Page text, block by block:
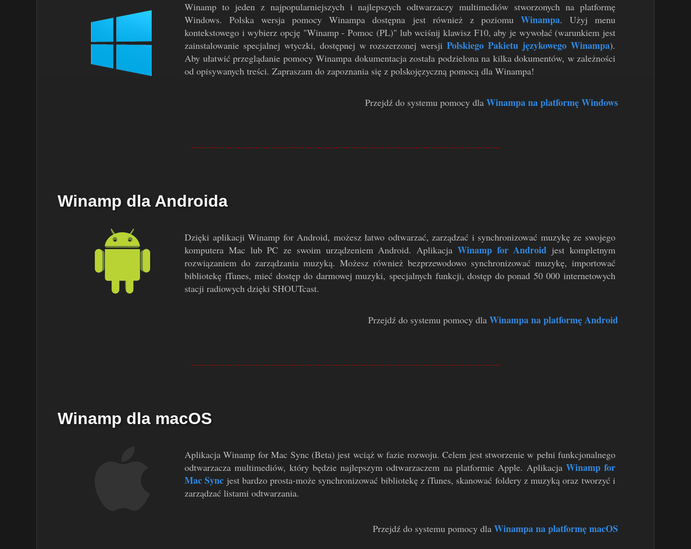
Winamp to jeden z najpopularniejszych i najlepszych odtwarzaczy multimediów stworzonych na platformę
Windows. Polska wersja pomocy Winampa dostępna jest również z poziomu Winampa. Użyj menu
kontekstowego i wybierz opcję "Winamp - Pomoc (PL)" lub wciśnij klawisz F10, aby je wywołać (warunkiem jest
zainstalowanie specjalnej wtyczki, dostępnej w rozszerzonej wersjiPolskiego Pakietu językowego Winampa).
Aby ułatwić przeglądanie pomocy Winampa dokumentacja została podzielona na kilka dokumentów, w zależności
od opisywanych treści. Zapraszam do zapoznania się z polskojęzyczną pomocą dla Winampa!
Przejdź do systemu pomocy dla Winampa na platformę Windows
Winamp dla Androida
Dzięki aplikacji Winamp for Android, możesz łatwo odtwarzać, zarządzać i synchronizować muzykę ze swojego
komputera Mac lub PC ze swoim urządzeniem Android. Aplikacja Winamp for Android jest kompletnym
rozwiązaniem do zarządzania muzyką. Możesz również bezprzewodowo synchronizować muzykę, importować
bibliotekę iTunes, mieć dostęp do darmowej muzyki, specjalnych funkcji, dostęp do ponad 50 000 internetowych
stacji radiowych dzięki SHOUTcast.
Przejdź do systemu pomocy dla Winampa na platformę Android
Winamp dla macOS
Aplikacja Winamp for Mac Sync (Beta) jest wciąż w fazie rozwoju. Celem jest stworzenie w pełni funkcjonalnego
odtwarzacza multimediów, który będzie najlepszym odtwarzaczem na platformie Apple. Aplikacja Winamp for
Mac Sync jest bardzo prosta-może synchronizować bibliotekę z iTunes, skanować foldery z muzyką oraz tworzyć i
zarządzać listami odtwarzania.
Przejdź do systemu pomocy dla Winampa na platformę macOS